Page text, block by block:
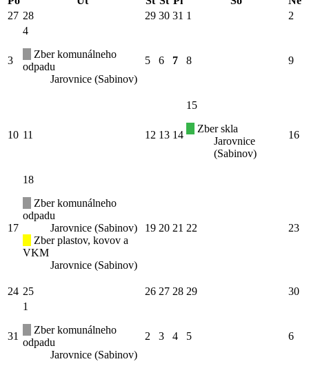
27 28 29 30 31 1 2
3
4
Zber komunálneho
odpadu
Jarovnice (Sabinov)
5 6 7 8 9
10 11 12 13 14
15
Zber skla
Jarovnice
(Sabinov)
16
17
18
Zber komunálneho
odpadu
Jarovnice (Sabinov)
Zber plastov, kovov a
VKM
Jarovnice (Sabinov)
19 20 21 22 23
24 25 26 27 28 29 30
31
1
Zber komunálneho
odpadu
Jarovnice (Sabinov)
2 3 4 5 6